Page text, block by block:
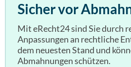
Sicher vor
Mit eRecht24 sind Sie durch
Anpassungen an rechtliche
dem neuesten Stand und
Abmahnungen schützen.